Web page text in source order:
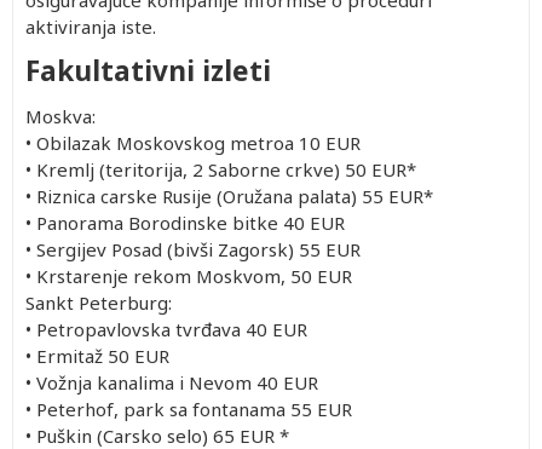
aktiviranja iste.
Fakultativni izleti
Moskva:
• Obilazak Moskovskog metroa 10 EUR
• Kremlj (teritorija, 2 Saborne crkve) 50 EUR*
• Riznica carske Rusije (Oružana palata) 55 EUR*
• Panorama Borodinske bitke 40 EUR
• Sergijev Posad (bivši Zagorsk) 55 EUR
• Krstarenje rekom Moskvom, 50 EUR
Sankt Peterburg:
• Petropavlovska tvrđava 40 EUR
• Ermitaž 50 EUR
• Vožnja kanalima i Nevom 40 EUR
• Peterhof, park sa fontanama 55 EUR
• Puškin (Carsko selo) 65 EUR *